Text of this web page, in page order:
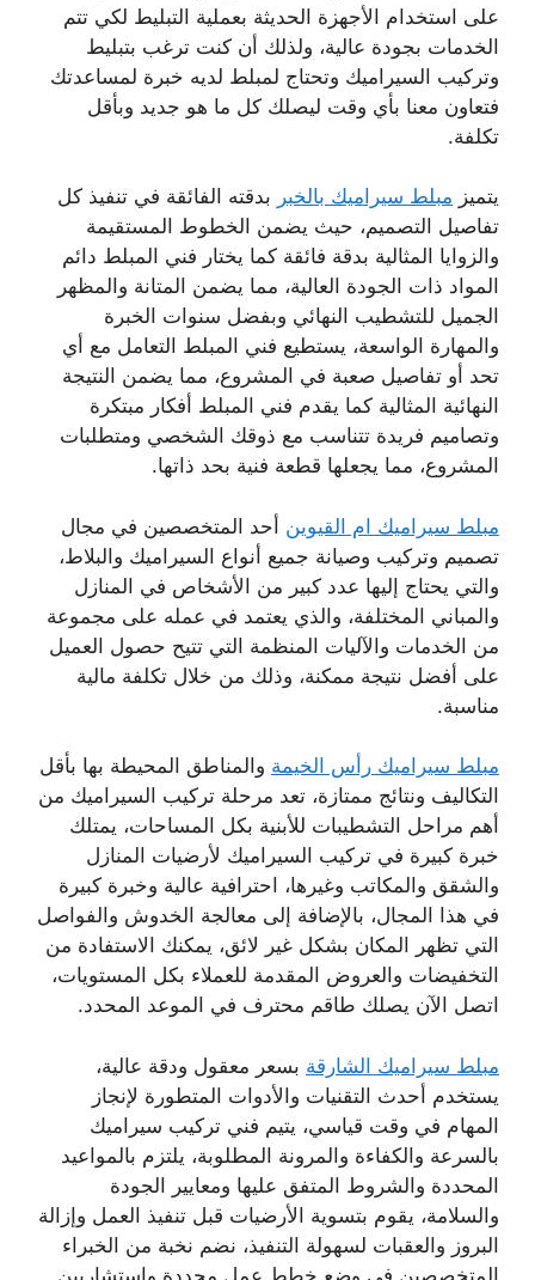
على استخدام الأجهزة الحديثة بعملية التبليط لكي تتم
الخدمات بجودة عالية، ولذلك أن كنت ترغب بتبليط
وتركيب السيراميك وتحتاج لمبلط لديه خبرة لمساعدتك
فتعاون معنا بأي وقت ليصلك كل ما هو جديد وبأقل
تكلفة.
يتميز مبلط سيراميك بالخبر بدقته الفائقة في تنفيذ كل
تفاصيل التصميم، حيث يضمن الخطوط المستقيمة
والزوايا المثالية بدقة فائقة كما يختار فني المبلط دائم
المواد ذات الجودة العالية، مما يضمن المتانة والمظهر
الجميل للتشطيب النهائي وبفضل سنوات الخبرة
والمهارة الواسعة، يستطيع فني المبلط التعامل مع أي
تحد أو تفاصيل صعبة في المشروع، مما يضمن النتيجة
النهائية المثالية كما يقدم فني المبلط أفكار مبتكرة
وتصاميم فريدة تتناسب مع ذوقك الشخصي ومتطلبات
المشروع، مما يجعلها قطعة فنية بحد ذاتها.
مبلط سيراميك ام القيوين أحد المتخصصين في مجال
تصميم وتركيب وصيانة جميع أنواع السيراميك والبلاط،
والتي يحتاج إليها عدد كبير من الأشخاص في المنازل
والمباني المختلفة، والذي يعتمد في عمله على مجموعة
من الخدمات والآليات المنظمة التي تتيح حصول العميل
على أفضل نتيجة ممكنة، وذلك من خلال تكلفة مالية
مناسبة.
مبلط سيراميك رأس الخيمة والمناطق المحيطة بها بأقل
التكاليف ونتائج ممتازة، تعد مرحلة تركيب السيراميك من
أهم مراحل التشطيبات للأبنية بكل المساحات، يمتلك
خبرة كبيرة في تركيب السيراميك لأرضيات المنازل
والشقق والمكاتب وغيرها، احترافية عالية وخبرة كبيرة
في هذا المجال، بالإضافة إلى معالجة الخدوش والفواصل
التي تظهر المكان بشكل غير لائق، يمكنك الاستفادة من
التخفيضات والعروض المقدمة للعملاء بكل المستويات،
اتصل الآن يصلك طاقم محترف في الموعد المحدد.
مبلط سيراميك الشارقة بسعر معقول ودقة عالية،
يستخدم أحدث التقنيات والأدوات المتطورة لإنجاز
المهام في وقت قياسي، يتيم فني تركيب سيراميك
بالسرعة والكفاءة والمرونة المطلوبة، يلتزم بالمواعيد
المحددة والشروط المتفق عليها ومعايير الجودة
والسلامة، يقوم بتسوية الأرضيات قبل تنفيذ العمل وإزالة
البروز والعقبات لسهولة التنفيذ، نضم نخبة من الخبراء
المتخصصين في وضع خطط عمل محددة واستشاريين